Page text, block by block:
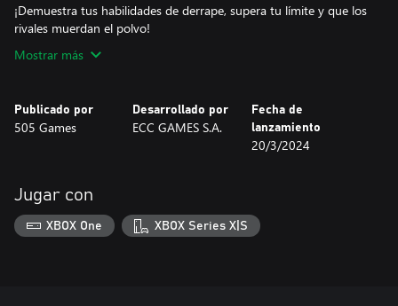
¡Demuestra tus habilidades de derrape, supera tu límite y que los
rivales muerdan el polvo!
Mostrar más
Publicado por
505 Games
Desarrollado por
ECC GAMES S.A.
Fecha de
lanzamiento
20/3/2024
Jugar con
XBOX One XBOX Series X|S